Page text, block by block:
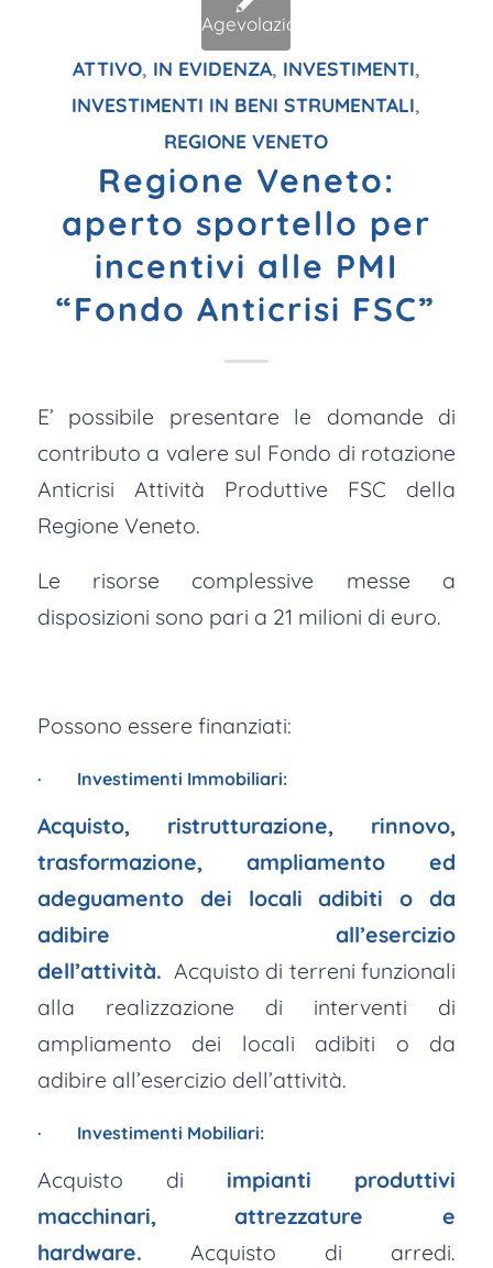
ATTIVO, IN EVIDENZA, INVESTIMENTI,
INVESTIMENTI IN BENI STRUMENTALI,
REGIONE VENETO
Regione Veneto:
aperto sportello per
incentivi alle PMI
“Fondo Anticrisi FSC”
E’ possibile presentare le domande di
contributo a valere sul Fondo di rotazione
Anticrisi Attività Produttive FSC della
Regione Veneto.
Le risorse complessive messe a
disposizioni sono pari a 21 milioni di euro.
Possono essere finanziati:
· Investimenti Immobiliari:
Acquisto, ristrutturazione, rinnovo,
trasformazione, ampliamento ed
adeguamento dei locali adibiti o da
adibire all’esercizio
dell’attività. Acquisto di terreni funzionali
alla realizzazione di interventi di
ampliamento dei locali adibiti o da
adibire all’esercizio dell’attività.
· Investimenti Mobiliari:
Acquisto di impianti produttivi
macchinari, attrezzature e
hardware. Acquisto di arredi.